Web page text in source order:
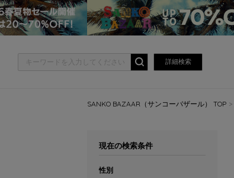
詳細検索
SANKO BAZAAR（サンコーバザール） TOP
現在の検索条件
性別